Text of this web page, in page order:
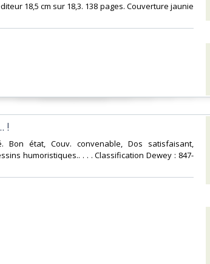
18,5 cm sur 18,3. 138 pages. Couverture jaunie
!‎
Bon état, Couv. convenable, Dos satisfaisant,
humoristiques.. . . . Classification Dewey : 847-